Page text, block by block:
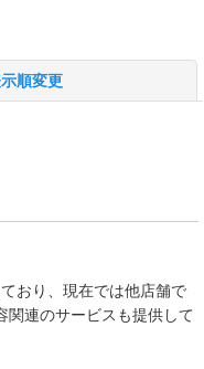
順変更
おり、現在では他店舗で
関連のサービスも提供して